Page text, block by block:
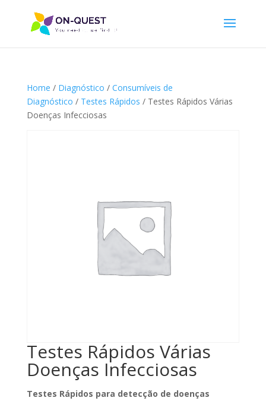
Home / Diagnóstico / Consumíveis de
Diagnóstico / Testes Rápidos / Testes Rápidos Várias
Doenças Infecciosas
Testes Rápidos Várias
Doenças Infecciosas
Testes Rápidos para detecção de doenças